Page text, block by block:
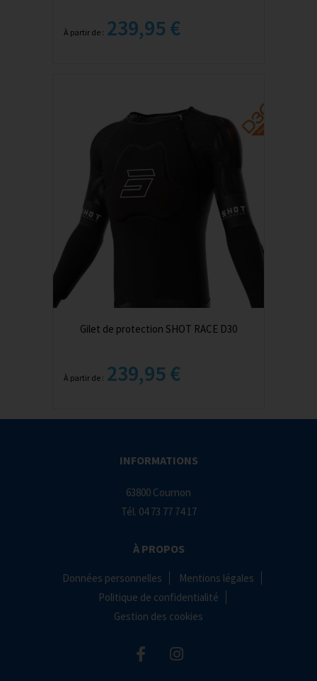
À partir de : 239,95 €
Gilet de protection SHOT RACE D30
À partir de : 239,95 €
INFORMATIONS
63800 Cournon
Tél. 04 73 77 74 17
À PROPOS
Données personnelles
Mentions légales
Politique de confidentialité
Gestion des cookies